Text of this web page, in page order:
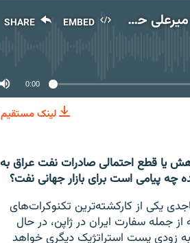
EMBED
SHARE فریدون خاوند کارشناس اقتصاد، در گفت‌وگو با میرعلی حسینی، در مورد نفت
SHARE
0:00
لینک مستقیم
یا قطع احتمالی صادرات نفت عراق به
چه پیامی است برای بازار جهانی نفت؟
یکی از کارکشته‌ترین تکنوکرات‌های
سفارت ایران در ژاپن، در حال
زودی پست استراتژیک دیگری خواهد